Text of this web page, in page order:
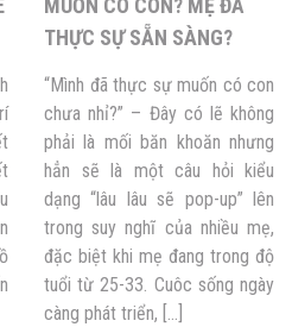
MUỐN CÓ CON? MẸ ĐÃ
THỰC SỰ SẴN SÀNG?
“Mình đã thực sự muốn có con
chưa nhỉ?” – Đây có lẽ không
phải là mối băn khoăn nhưng
hẳn sẽ là một câu hỏi kiểu
dạng “lâu lâu sẽ pop-up” lên
trong suy nghĩ của nhiều mẹ,
đặc biệt khi mẹ đang trong độ
tuổi từ 25-33. Cuôc sống ngày
càng phát triển, […]